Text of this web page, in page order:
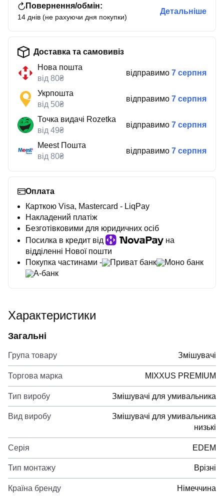
Повернення/обмін:
14 днів (не рахуючи дня покупки)
Детальніше
Доставка та самовивіз
Нова пошта
від 80₴
відправимо 7 серпня
Укрпошта
від 50₴
відправимо 7 серпня
Точка видачі Rozetka
від 49₴
відправимо 7 серпня
Meest Пошта
від 80₴
відправимо 7 серпня
Оплата
Карткою Visa, Mastercard - LiqPay
Накладений платіж
Безготівковими для юридичних осіб
Посилка в кредит від
на
відділенні Нової пошти
Покупка частинами -
Приват банк
Моно банк
А-банк
Характеристики
Загальні
Група товару Змішувачі
Торгова марка MIXXUS PREMIUM
Тип виробу Змішувачі для умивальника
Вид виробу
Змішувачі для умивальника
низькі
Серія EDEM
Тип монтажу Врізні
Країна бренду Німеччина